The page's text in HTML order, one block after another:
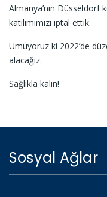
Almanya’nın Düsseldorf
katılımımızı iptal ettik.
Umuyoruz ki 2022’de
alacağız.
Sağlıkla kalın!
Sosyal Ağlar